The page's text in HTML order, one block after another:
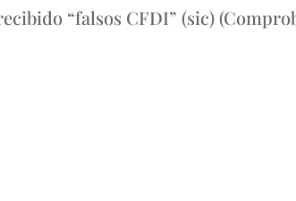
“falsos CFDI” (sic)